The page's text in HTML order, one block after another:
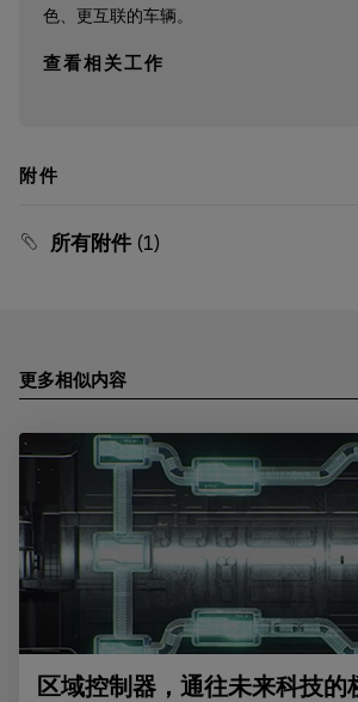
色、更互联的车辆。
查看相关工作
附件
所有附件 (1)
更多相似内容
区域控制器，通往未来科技的